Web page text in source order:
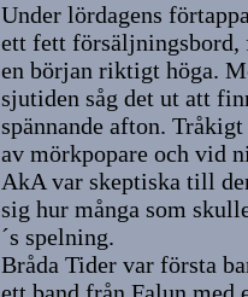
Under lördagens
ett fett
en början riktigt höga.
sjutiden såg det ut att
spännande afton.
av mörkpopare och vid
AkA var skeptiska till
sig hur många som
´s spelning.
Bråda Tider var första